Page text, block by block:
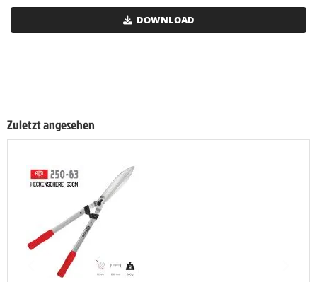
DOWNLOAD
Zuletzt angesehen